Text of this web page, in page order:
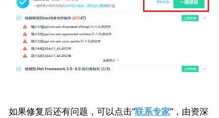
如果修复后还有问题，可以点击“联系专家”，由资深